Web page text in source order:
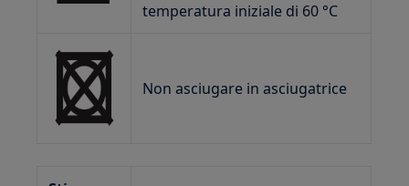
temperatura iniziale di 60 °C
Non asciugare in asciugatrice